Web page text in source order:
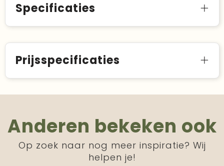
Specificaties
Prijsspecificaties
Anderen bekeken ook
Op zoek naar nog meer inspiratie? Wij
helpen je!